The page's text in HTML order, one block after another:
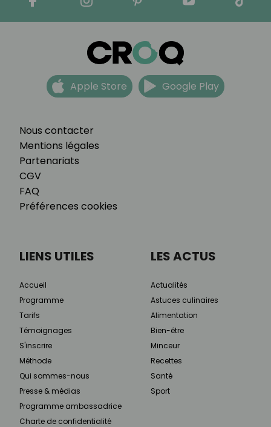
Nous contacter
Mentions légales
Partenariats
CGV
FAQ
Préférences cookies
Apple Store Google Play
LIENS UTILES
Accueil
Programme
Tarifs
Témoignages
S'inscrire
Méthode
Qui sommes-nous
Presse & médias
Programme ambassadrice
Charte de confidentialité
LES ACTUS
Actualités
Astuces culinaires
Alimentation
Bien-être
Minceur
Recettes
Santé
Sport